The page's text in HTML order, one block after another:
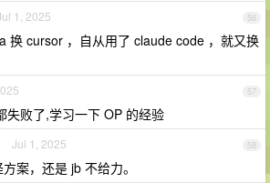
56
1, 2025
换 cursor ，自从用了 claude code ，就又换
57
失败了,学习一下 OP 的经验
58
Jul 1, 2025
案，还是 jb 不给力。